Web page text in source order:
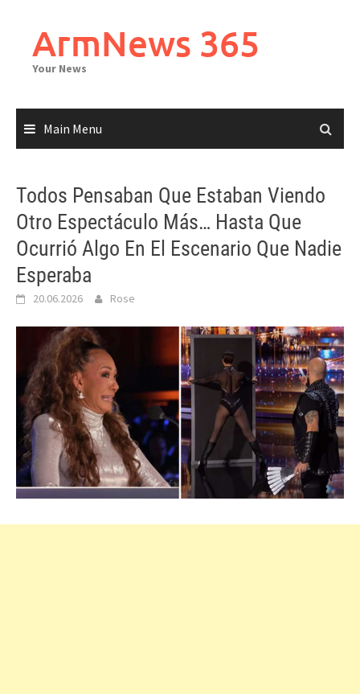
contentArmNews 365
Your News
Main Menu
Todos Pensaban Que Estaban Viendo
Otro Espectáculo Más… Hasta Que
Ocurrió Algo En El Escenario Que Nadie
Esperaba
20.06.2026 Rose